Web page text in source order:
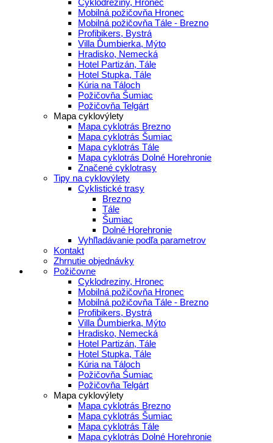
Mobilná požičovňa Hronec
Mobilná požičovňa Tále - Brezno
Profibikers, Bystrá
Villa Ďumbierka, Mýto
Hradisko, Nemecká
Hotel Partizán, Tále
Hotel Stupka, Tále
Kúria na Táloch
Požičovňa Šumiac
Požičovňa Telgárt
Mapa cyklovýlety
Mapa cyklotrás Brezno
Mapa cyklotrás Šumiac
Mapa cyklotrás Tále
Mapa cyklotrás Dolné Horehronie
Značené cyklotrasy
Tipy na cyklovýlety
Cyklistické trasy
Brezno
Tále
Šumiac
Dolné Horehronie
Vyhľladávanie podľa parametrov
Kontakt
Zhrnutie objednávky
Požičovne
Cyklodreziny, Hronec
Mobilná požičovňa Hronec
Mobilná požičovňa Tále - Brezno
Profibikers, Bystrá
Villa Ďumbierka, Mýto
Hradisko, Nemecká
Hotel Partizán, Tále
Hotel Stupka, Tále
Kúria na Táloch
Požičovňa Šumiac
Požičovňa Telgárt
Mapa cyklovýlety
Mapa cyklotrás Brezno
Mapa cyklotrás Šumiac
Mapa cyklotrás Tále
Mapa cyklotrás Dolné Horehronie